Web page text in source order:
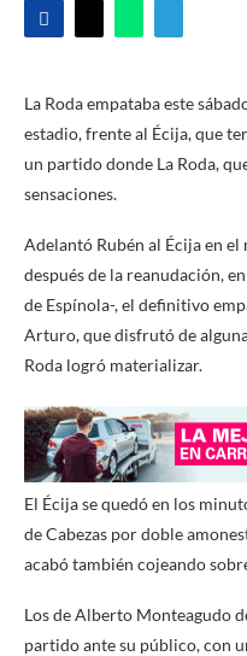
La Roda empataba este
estadio, frente al Écija, que
un partido donde La Roda,
sensaciones.
Adelantó Rubén al Écija en
después de la reanudación,
de Espínola-, el definitivo
Arturo, que disfrutó de
Roda logró materializar.
El Écija se quedó en los
de Cabezas por doble
acabó también cojeando
Los de Alberto Monteagudo
partido ante su público, con